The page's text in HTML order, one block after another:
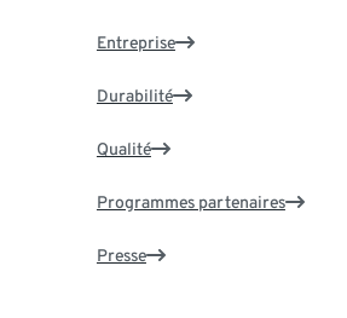
Entreprise
Durabilité
Qualité
Programmes partenaires
Presse